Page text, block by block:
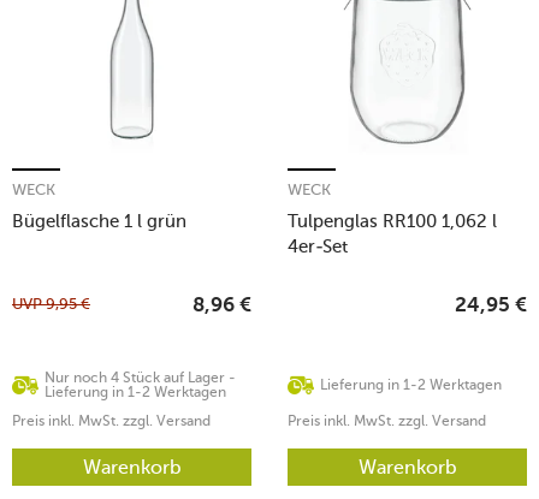
Bügelflasche 1 l grün
WECK
Nur noch 4 Stück auf Lager -
Lieferung in 1-2 Werktagen
UVP9,95 € 8,96 €
Preis inkl. MwSt. zzgl. Versand
Warenkorb
Tulpenglas RR100 1,062 l
4er-Set
WECK
Lieferung in 1-2 Werktagen
24,95 €
Preis inkl. MwSt. zzgl. Versand
Warenkorb